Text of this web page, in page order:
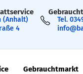
(Anhalt)
4
Tel.
Gebrauchtmarkt